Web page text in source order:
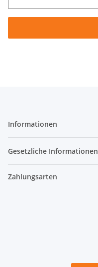
Informationen
Gesetzliche Informationen
Zahlungsarten